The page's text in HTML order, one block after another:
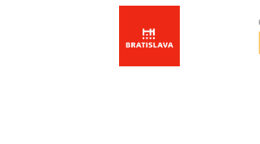
Lenka a Betka
Centrum rodiny,